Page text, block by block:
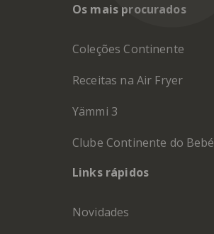
Os mais procurados
Coleções Continente
Receitas na Air Fryer
Yämmi 3
Clube Continente do Bebé
Links rápidos
Novidades